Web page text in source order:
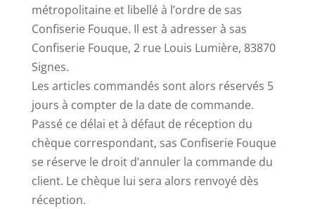
métropolitaine et libellé à l’ordre de sas
Confiserie Fouque. Il est à adresser à sas
Confiserie Fouque, 2 rue Louis Lumière, 83870
Signes.
Les articles commandés sont alors réservés 5
jours à compter de la date de commande.
Passé ce délai et à défaut de réception du
chèque correspondant, sas Confiserie Fouque
se réserve le droit d’annuler la commande du
client. Le chèque lui sera alors renvoyé dès
réception.